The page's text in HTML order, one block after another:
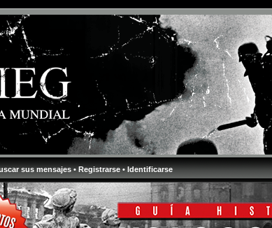
sus mensajes • Registrarse • Identificarse